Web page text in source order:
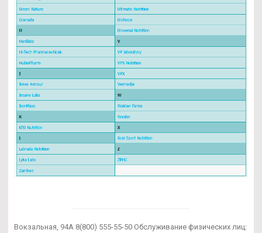
Вокзальная, 94А 8(800) 555-55-50 Обслуживание физических лиц: